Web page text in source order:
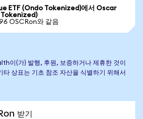
ETF (Ondo Tokenized)에서 Oscar
OSCRon와 같음
이(가) 발행, 후원, 보증하거나 제휴한 것이
타 상표는 기초 참조 자산을 식별하기 위해서
받기